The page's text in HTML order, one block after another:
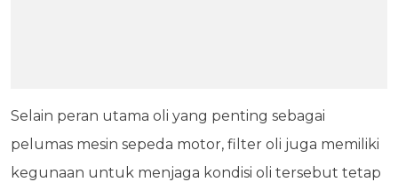
Selain peran utama oli yang penting sebagai
pelumas mesin sepeda motor, filter oli juga memiliki
kegunaan untuk menjaga kondisi oli tersebut tetap